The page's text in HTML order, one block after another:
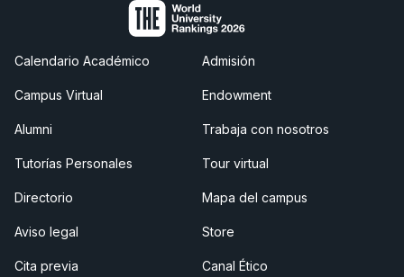
Calendario Académico
Campus Virtual
Alumni
Tutorías Personales
Directorio
Aviso legal
Cita previa
Admisión
Endowment
Trabaja con nosotros
Tour virtual
Mapa del campus
Store
Canal Ético